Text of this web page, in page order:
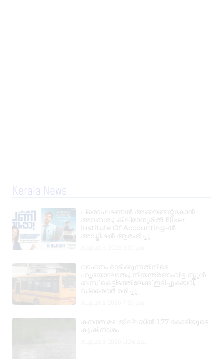
Kerala News
പ്രൊഫഷണൽ അക്കൗണ്ടന്റാകാൻ
അവസരം; കിലിമാനൂരിൽ Elixer
Institute Of Accounting-ൽ
അഡ്മിഷൻ ആരംഭിച്ചു
വാഹനം ഓടിക്കുന്നതിനിടെ
ഹൃദയാഘാതം; നിയന്ത്രണംവിട്ട സ്കൂൾ
ബസ് കെട്ടിടത്തിലേക്ക് ഇടിച്ചുകയറി,
ഡ്രൈവർ മരിച്ചു
കനത്ത മഴ: ജില്ലയിൽ 1.77 കോടിയുടെ
കൃഷിനാശം